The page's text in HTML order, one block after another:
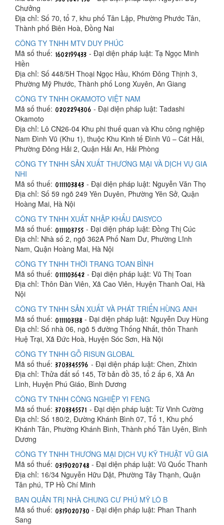
Chưởng
Địa chỉ: Số 70, tổ 7, khu phố Tân Lập, Phường Phước Tân,
Thành phố Biên Hoà, Đồng Nai
CÔNG TY TNHH MTV DUY PHÚC
Mã số thuế:
- Đại diện pháp luật: Tạ Ngọc Minh
Hiền
Địa chỉ: Số 448/5H Thoại Ngọc Hầu, Khóm Đông Thịnh 3,
Phường Mỹ Phước, Thành phố Long Xuyên, An Giang
CÔNG TY TNHH OKAMOTO VIỆT NAM
Mã số thuế:
- Đại diện pháp luật: Tadashi
Okamoto
Địa chỉ: Lô CN26-04 Khu phi thuế quan và Khu công nghiệp
Nam Đình Vũ (Khu 1), thuộc Khu Kinh tế Đình Vũ – Cát Hải,
Phường Đông Hải 2, Quận Hải An, Hải Phòng
CÔNG TY TNHH SẢN XUẤT THƯƠNG MẠI VÀ DỊCH VỤ GIA
NHI
Mã số thuế:
- Đại diện pháp luật: Nguyễn Văn Thọ
Địa chỉ: Số 59 ngõ 249 Yên Duyên, Phường Yên Sở, Quận
Hoàng Mai, Hà Nội
CÔNG TY TNHH XUẤT NHẬP KHẨU DAISYCO
Mã số thuế:
- Đại diện pháp luật: Đồng Thị Cúc
Địa chỉ: Nhà số 2, ngõ 362A Phố Nam Dư, Phường Lĩnh
Nam, Quận Hoàng Mai, Hà Nội
CÔNG TY TNHH THỜI TRANG TOAN BÌNH
Mã số thuế:
- Đại diện pháp luật: Vũ Thị Toan
Địa chỉ: Thôn Đàn Viên, Xã Cao Viên, Huyện Thanh Oai, Hà
Nội
CÔNG TY TNHH SẢN XUẤT VÀ PHÁT TRIỂN HÙNG ANH
Mã số thuế:
- Đại diện pháp luật: Nguyễn Duy Hùng
Địa chỉ: Số nhà 06, ngõ 5 đường Thống Nhất, thôn Thanh
Huệ Trại, Xã Đức Hoà, Huyện Sóc Sơn, Hà Nội
CÔNG TY TNHH GỖ RISUN GLOBAL
Mã số thuế:
- Đại diện pháp luật: Chen, Zhixin
Địa chỉ: Thửa đất số 145, Tờ bản đồ 35, tổ 2 ấp 6, Xã An
Linh, Huyện Phú Giáo, Bình Dương
CÔNG TY TNHH CÔNG NGHIỆP YI FENG
Mã số thuế:
- Đại diện pháp luật: Từ Vinh Cường
Địa chỉ: Số 180/2, Đường Khánh Bình 07, Tổ 1, Khu phố
Khánh Tân, Phường Khánh Bình, Thành phố Tân Uyên, Bình
Dương
CÔNG TY TNHH THƯƠNG MẠI DỊCH VỤ KỸ THUẬT VŨ GIA
Mã số thuế:
- Đại diện pháp luật: Vũ Quốc Thanh
Địa chỉ: 16/34 Nguyễn Hữu Dật, Phường Tây Thạnh, Quận
Tân phú, TP Hồ Chí Minh
BAN QUẢN TRỊ NHÀ CHUNG CƯ PHÚ MỸ LÔ B
Mã số thuế:
- Đại diện pháp luật: Phan Thanh
Sang